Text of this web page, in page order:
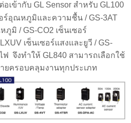
เข้ากับ GL Sensor สำหรับ GL100
อร์อุณหภูมิและความชื้น / GS-3AT
ภูมิ / GS-CO2 เซ็นเซอร์
เซ็นเซอร์แสงและยูวี / GS-
ฟ จึงทำให้ GL840 สามารถเลือกใช้
ยครอบคลุมงานทุกประเภท